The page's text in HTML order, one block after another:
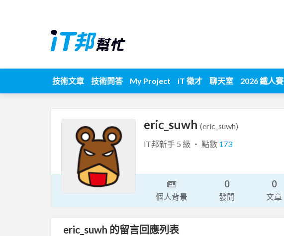
技術文章 技術問答 My Project iT 徵才 聊天室 2026 鐵人賽
eric_suwh (eric_suwh)
iT邦新手 5 級 ‧ 點數 173
個人背景
0
發問
0
文章
eric_suwh 的留言回應列表